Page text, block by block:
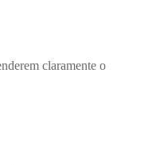
claramente o